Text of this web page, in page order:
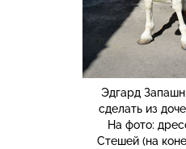
Эдгард
сделать из
На фото:
Стешей (на